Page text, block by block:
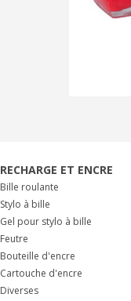
RECHARGE ET ENCRE
Bille roulante
Stylo à bille
Gel pour stylo à bille
Feutre
Bouteille d'encre
Cartouche d'encre
Diverses